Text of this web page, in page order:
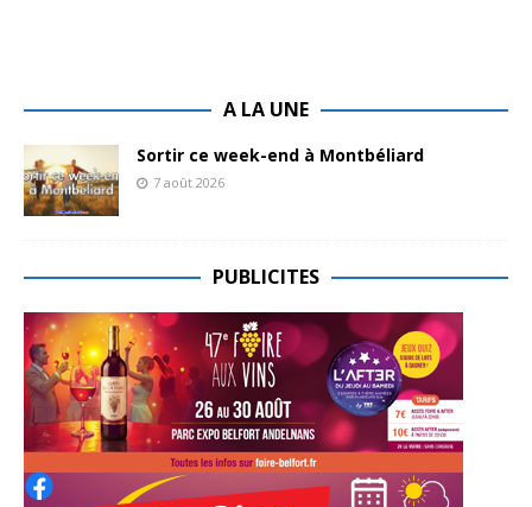
A LA UNE
Sortir ce week-end à Montbéliard
7 août 2026
PUBLICITES